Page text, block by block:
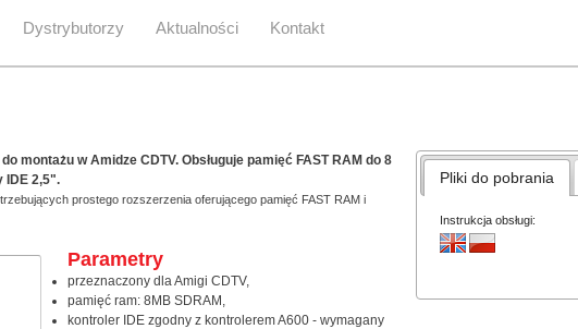
Dystrybutorzy Aktualności Kontakt
montażu w Amidze CDTV. Obsługuje pamięć FAST RAM do 8
IDE 2,5".
prostego rozszerzenia oferującego pamięć FAST RAM i
Parametry
przeznaczony dla Amigi CDTV,
pamięć ram: 8MB SDRAM,
kontroler IDE zgodny z kontrolerem A600 - wymagany
Pliki do pobrania
Instrukcja obsługi: